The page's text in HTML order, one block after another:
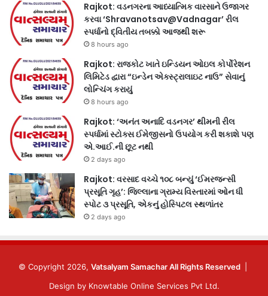
Rajkot: વડનગરના આધ્યાત્મિક વારસાને ઉજાગર
કરવા ‘Shravanotsav@Vadnagar’ રીલ
સ્પર્ધાનો દ્વિતીય તબક્કો આજથી શરૂ
8 hours ago
Rajkot: રાજકોટ ખાતે ઇન્ડિયન ઓઇલ કોર્પોરેશન
લિમિટેડ દ્વારા “ઇન્ડેન એક્સ્ટ્રાલાઇટ નાઉ” સેવાનું
લોન્ચિંગ કરાયું
8 hours ago
Rajkot: ‘અનંત અનાદિ વડનગર’ થીમની રીલ
સ્પર્ધામાં સ્ટોક્સ ઈમેજીસનો ઉપયોગ કરી શકાશે પણ
એ.આઈ.ની છૂટ નથી
2 days ago
Rajkot: વરસાદ વચ્ચે ૧૦૮ બન્યું ‘ઈમરજન્સી
પ્રસૂતિ ગૃહ’: જિલ્લાના ગ્રામ્ય વિસ્તારમાં ઓન ધી
સ્પોટ ૩ પ્રસૂતિ, એકનું હોસ્પિટલ સ્થળાંતર
2 days ago
© Copyright 2026, Vatsalyam Samachar All Rights Reserved
Design by Knowtable Online Services Pvt Ltd.